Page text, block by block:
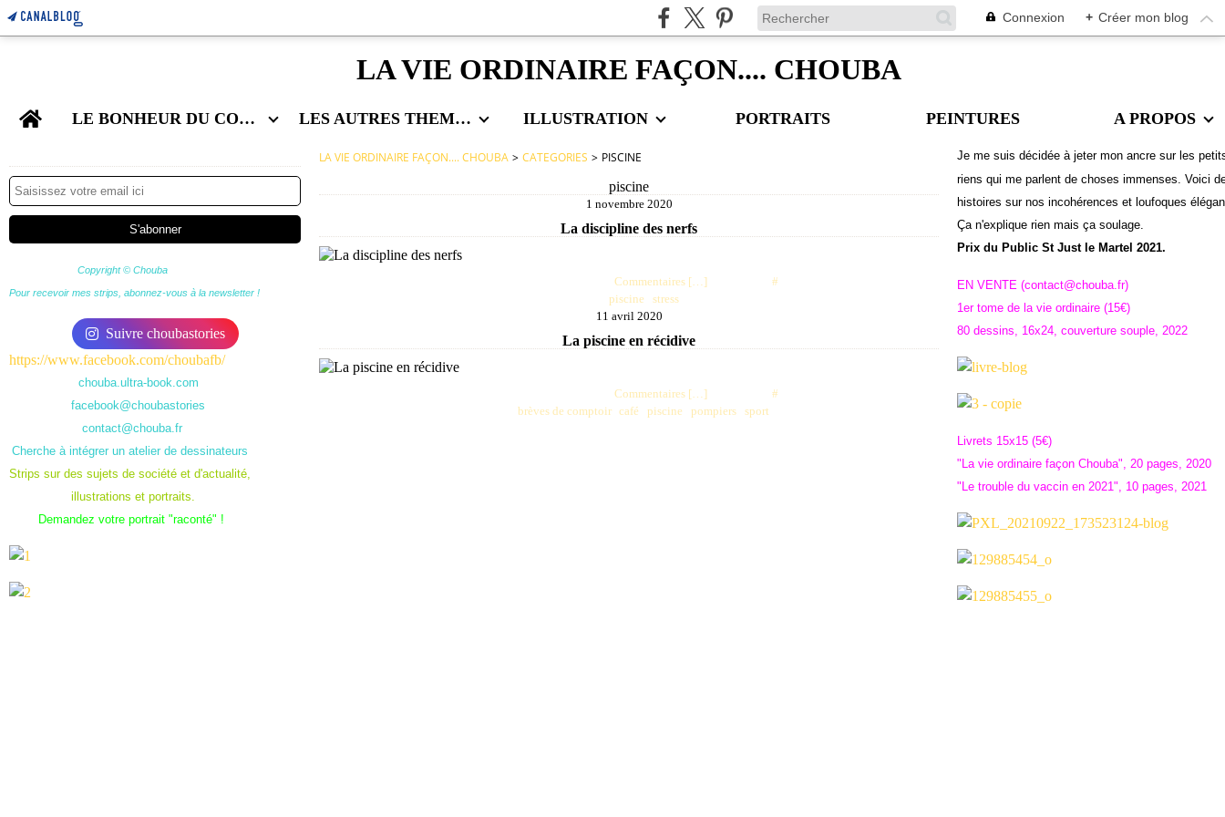
Connexion + Créer mon blog
LA VIE ORDINAIRE FAÇON.... CHOUBA
Home LE BONHEUR DU COUPLE LES AUTRES THEMES ILLUSTRATION PORTRAITS PEINTURES
A PROPOS
Copyright © Chouba
Pour recevoir mes strips, abonnez-vous à la newsletter !
Suivre choubastories
https://www.facebook.com/choubafb/
chouba.ultra-book.com
facebook@choubastories
contact@chouba.fr
Cherche à intégrer un atelier de dessinateurs
Strips sur des sujets de société et d'actualité,
illustrations et portraits.
Demandez votre portrait "raconté" !
LA VIE ORDINAIRE FAÇON.... CHOUBA > CATEGORIES > PISCINE
piscine
1 novembre 2020
La discipline des nerfs
Commentaires […] #
piscine
stress
11 avril 2020
La piscine en récidive
Commentaires […] #
brèves de comptoir, café piscine pompiers sport
Je me suis décidée à jeter mon ancre sur les
riens qui me parlent de choses immenses. Voici
histoires sur nos incohérences et loufoques
Ça n'explique rien mais ça soulage.
Prix du Public St Just le Martel 2021.
EN VENTE (contact@chouba.fr)
1er tome de la vie ordinaire (15€)
80 dessins, 16x24, couverture souple, 2022
Livrets 15x15 (5€)
"La vie ordinaire façon Chouba", 20 pages, 2020
"Le trouble du vaccin en 2021", 10 pages, 2021